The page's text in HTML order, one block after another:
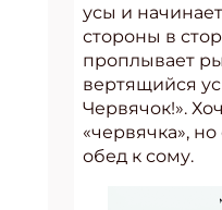
усы и
стороны в
проплывает
вертящийся ус
Червячок!».
«червячка»,
обед к сому.